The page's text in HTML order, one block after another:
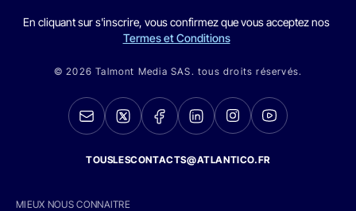
En cliquant sur s'inscrire, vous confirmez que vous acceptez nos
Termes et Conditions
© 2026 Talmont Media SAS. tous droits réservés.
TOUSLESCONTACTS@ATLANTICO.FR
MIEUX NOUS CONNAITRE